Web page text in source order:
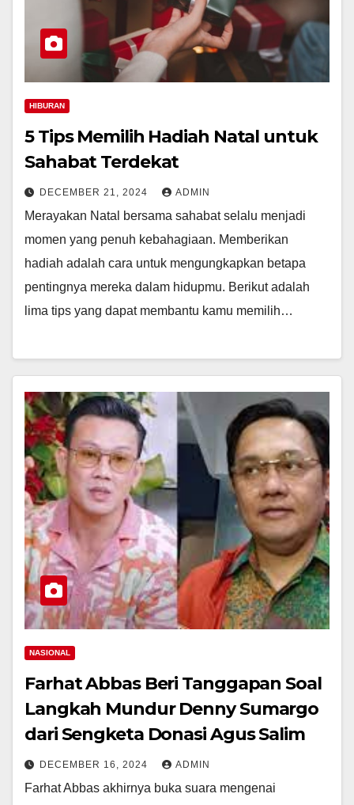
HIBURAN
5 Tips Memilih Hadiah Natal untuk
Sahabat Terdekat
DECEMBER 21, 2024 ADMIN
Merayakan Natal bersama sahabat selalu menjadi
momen yang penuh kebahagiaan. Memberikan
hadiah adalah cara untuk mengungkapkan betapa
pentingnya mereka dalam hidupmu. Berikut adalah
lima tips yang dapat membantu kamu memilih…
NASIONAL
Farhat Abbas Beri Tanggapan Soal
Langkah Mundur Denny Sumargo
dari Sengketa Donasi Agus Salim
DECEMBER 16, 2024 ADMIN
Farhat Abbas akhirnya buka suara mengenai